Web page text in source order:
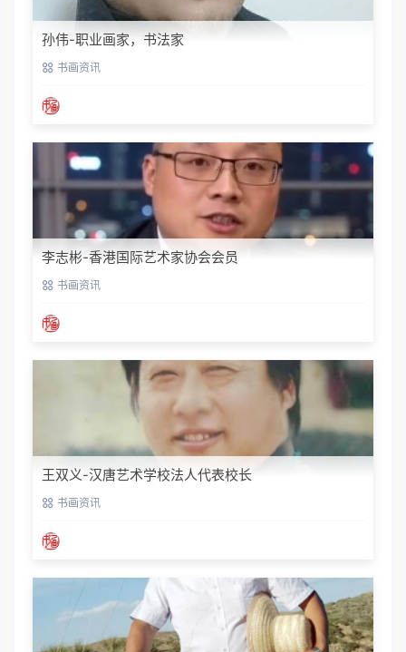
孙伟-职业画家，书法家
书画资讯
李志彬-香港国际艺术家协会会员
书画资讯
王双义-汉唐艺术学校法人代表校长
书画资讯